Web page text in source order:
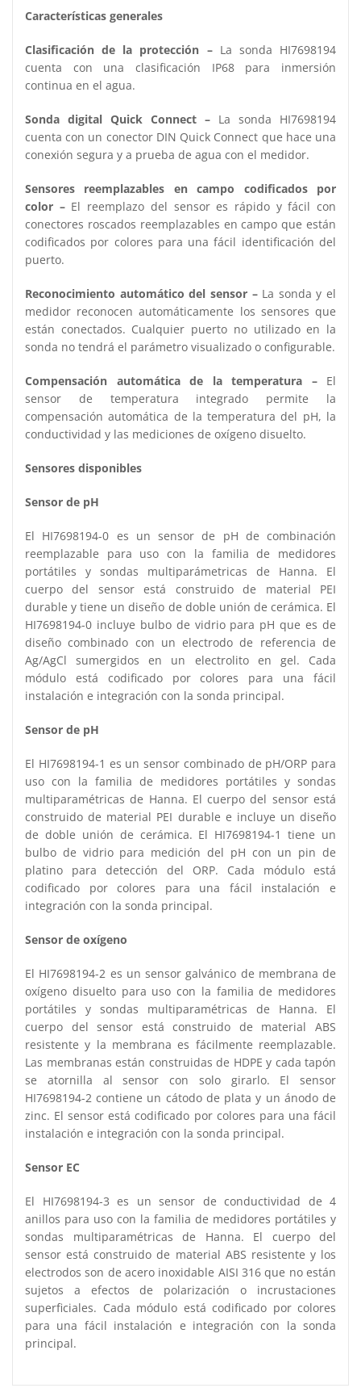
Características generales
Clasificación de la protección –La sonda HI7698194
cuenta con una clasificación IP68 para inmersión
continua en el agua.
Sonda digital Quick Connect – La sonda HI7698194
cuenta con un conector DIN Quick Connect que hace una
conexión segura y a prueba de agua con el medidor.
Sensores reemplazables en campo codificados por
color –El reemplazo del sensor es rápido y fácil con
conectores roscados reemplazables en campo que están
codificados por colores para una fácil identificación del
puerto.
Reconocimiento automático del sensor –La sonda y el
medidor reconocen automáticamente los sensores que
están conectados. Cualquier puerto no utilizado en la
sonda no tendrá el parámetro visualizado o configurable.
Compensación automática de la temperatura –El
sensor de temperatura integrado permite la
compensación automática de la temperatura del pH, la
conductividad y las mediciones de oxígeno disuelto.
Sensores disponibles
Sensor de pH
El HI7698194-0 es un sensor de pH de combinación
reemplazable para uso con la familia de medidores
portátiles y sondas multiparámetricas de Hanna. El
cuerpo del sensor está construido de material PEI
durable y tiene un diseño de doble unión de cerámica. El
HI7698194-0 incluye bulbo de vidrio para pH que es de
diseño combinado con un electrodo de referencia de
Ag/AgCl sumergidos en un electrolito en gel. Cada
módulo está codificado por colores para una fácil
instalación e integración con la sonda principal.
Sensor de pH
El HI7698194-1 es un sensor combinado de pH/ORP para
uso con la familia de medidores portátiles y sondas
multiparamétricas de Hanna. El cuerpo del sensor está
construido de material PEI durable e incluye un diseño
de doble unión de cerámica. El HI7698194-1 tiene un
bulbo de vidrio para medición del pH con un pin de
platino para detección del ORP. Cada módulo está
codificado por colores para una fácil instalación e
integración con la sonda principal.
Sensor de oxígeno
El HI7698194-2 es un sensor galvánico de membrana de
oxígeno disuelto para uso con la familia de medidores
portátiles y sondas multiparamétricas de Hanna. El
cuerpo del sensor está construido de material ABS
resistente y la membrana es fácilmente reemplazable.
Las membranas están construidas de HDPE y cada tapón
se atornilla al sensor con solo girarlo. El sensor
HI7698194-2 contiene un cátodo de plata y un ánodo de
zinc. El sensor está codificado por colores para una fácil
instalación e integración con la sonda principal.
Sensor EC
El HI7698194-3 es un sensor de conductividad de 4
anillos para uso con la familia de medidores portátiles y
sondas multiparamétricas de Hanna. El cuerpo del
sensor está construido de material ABS resistente y los
electrodos son de acero inoxidable AISI 316 que no están
sujetos a efectos de polarización o incrustaciones
superficiales. Cada módulo está codificado por colores
para una fácil instalación e integración con la sonda
principal.